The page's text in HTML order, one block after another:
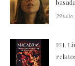
29
FIL